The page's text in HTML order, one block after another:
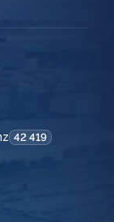
42 419